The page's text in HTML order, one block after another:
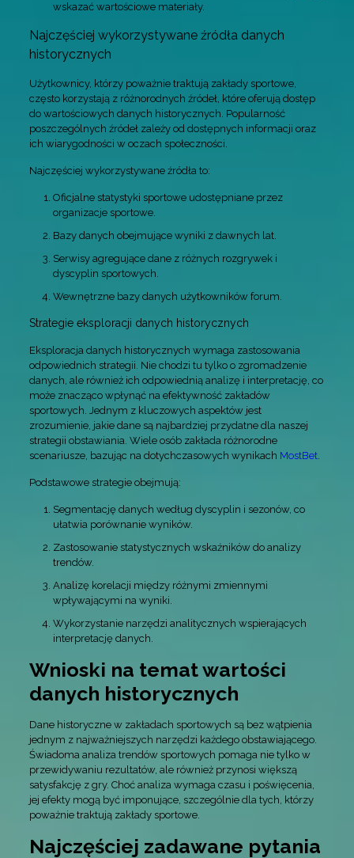
wskazać wartościowe materiały.
Najczęściej wykorzystywane źródła danych
historycznych
Użytkownicy, którzy poważnie traktują zakłady sportowe,
często korzystają z różnorodnych źródeł, które oferują dostęp
do wartościowych danych historycznych. Popularność
poszczególnych źródeł zależy od dostępnych informacji oraz
ich wiarygodności w oczach społeczności.
Najczęściej wykorzystywane źródła to:
Oficjalne statystyki sportowe udostępniane przez
organizacje sportowe.
Bazy danych obejmujące wyniki z dawnych lat.
Serwisy agregujące dane z różnych rozgrywek i
dyscyplin sportowych.
Wewnętrzne bazy danych użytkowników forum.
Strategie eksploracji danych historycznych
Eksploracja danych historycznych wymaga zastosowania
odpowiednich strategii. Nie chodzi tu tylko o zgromadzenie
danych, ale również ich odpowiednią analizę i interpretację, co
może znacząco wpłynąć na efektywność zakładów
sportowych. Jednym z kluczowych aspektów jest
zrozumienie, jakie dane są najbardziej przydatne dla naszej
strategii obstawiania. Wiele osób zakłada różnorodne
scenariusze, bazując na dotychczasowych wynikach MostBet.
Podstawowe strategie obejmują:
Segmentację danych według dyscyplin i sezonów, co
ułatwia porównanie wyników.
Zastosowanie statystycznych wskaźników do analizy
trendów.
Analizę korelacji między różnymi zmiennymi
wpływającymi na wyniki.
Wykorzystanie narzędzi analitycznych wspierających
interpretację danych.
Wnioski na temat wartości
danych historycznych
Dane historyczne w zakładach sportowych są bez wątpienia
jednym z najważniejszych narzędzi każdego obstawiającego.
Świadoma analiza trendów sportowych pomaga nie tylko w
przewidywaniu rezultatów, ale również przynosi większą
satysfakcję z gry. Choć analiza wymaga czasu i poświęcenia,
jej efekty mogą być imponujące, szczególnie dla tych, którzy
poważnie traktują zakłady sportowe.
Najczęściej zadawane pytania